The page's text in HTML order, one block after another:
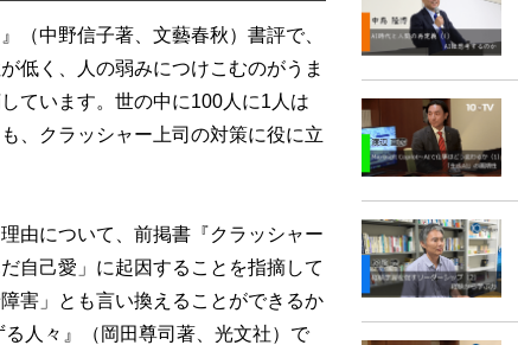
（中野信子著、文藝春秋）書評で、
低く、人の弱みにつけこむのがうま
ています。世の中に100人に1人は
、クラッシャー上司の対策に役に立
由について、前掲書『クラッシャー
自己愛」に起因することを指摘して
害」とも言い換えることができるか
人々』（岡田尊司著、光文社）で